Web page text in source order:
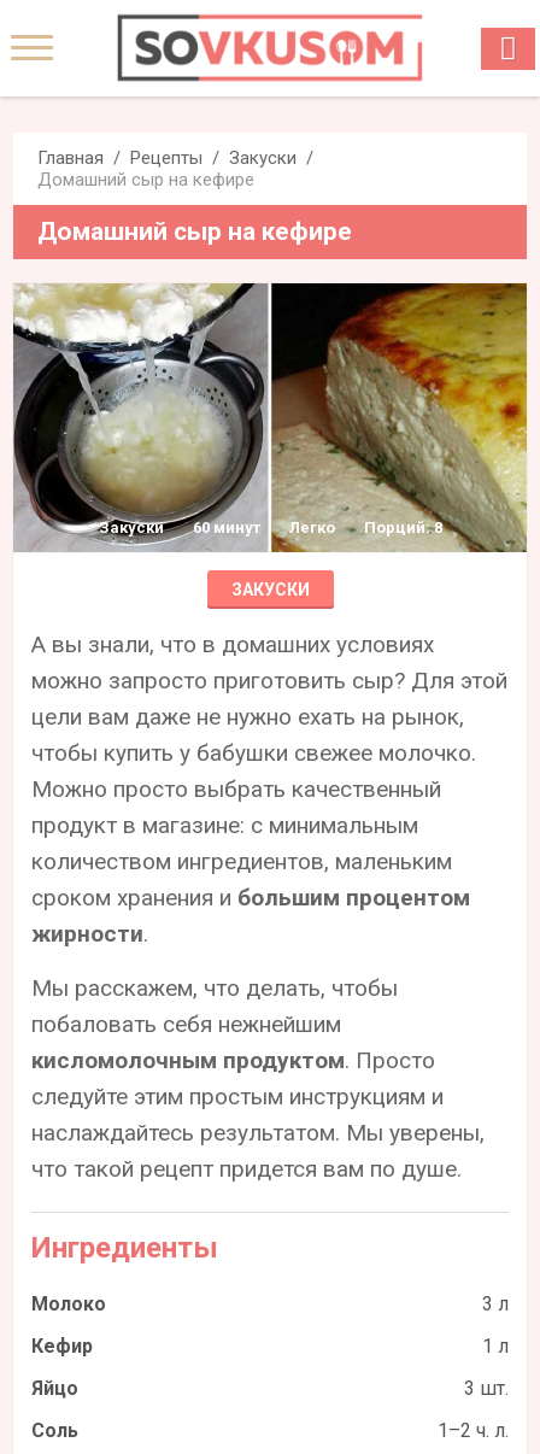
Главная Рецепты
Закуски
Домашний сыр на кефире
Домашний сыр на кефире
Закуски 60 минут Легко Порций: 8
ЗАКУСКИ
А вы знали, что в домашних условиях
можно запросто приготовить сыр? Для этой
цели вам даже не нужно ехать на рынок,
чтобы купить у бабушки свежее молочко.
Можно просто выбрать качественный
продукт в магазине: с минимальным
количеством ингредиентов, маленьким
сроком хранения и большим процентом
жирности.
Мы расскажем, что делать, чтобы
побаловать себя нежнейшим
кисломолочным продуктом. Просто
следуйте этим простым инструкциям и
наслаждайтесь результатом. Мы уверены,
что такой рецепт придется вам по душе.
Ингредиенты
Молоко
3 л
Кефир
1 л
Яйцо
3 шт.
Соль
1–2 ч. л.